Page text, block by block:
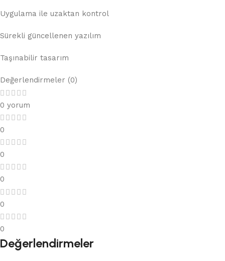
Uygulama ile uzaktan kontrol
Sürekli güncellenen yazılım
Taşınabilir tasarım
Değerlendirmeler (0)
0 yorum
0
0
0
0
0
Değerlendirmeler